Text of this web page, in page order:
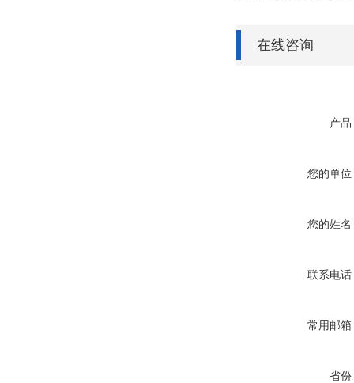
在线咨询
产品
您的单位
您的姓名
联系电话
常用邮箱
省份